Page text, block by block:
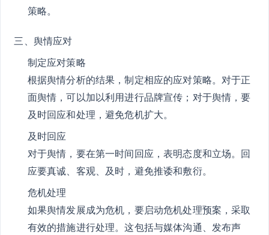
策略。
三、舆情应对
制定应对策略
根据舆情分析的结果，制定相应的应对策略。对于正
面舆情，可以加以利用进行品牌宣传；对于舆情，要
及时回应和处理，避免危机扩大。
及时回应
对于舆情，要在第一时间回应，表明态度和立场。回
应要真诚、客观、及时，避免推诿和敷衍。
危机处理
如果舆情发展成为危机，要启动危机处理预案，采取
有效的措施进行处理。这包括与媒体沟通、发布声